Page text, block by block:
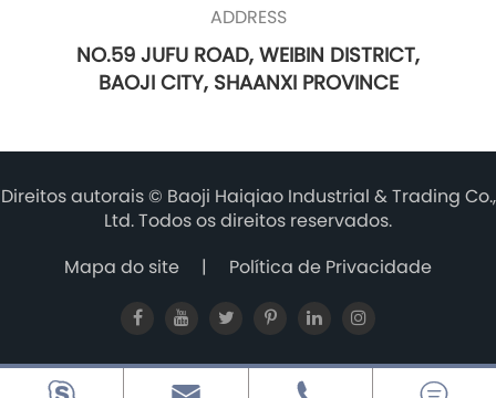
ADDRESS
NO.59 JUFU ROAD, WEIBIN DISTRICT,
BAOJI CITY, SHAANXI PROVINCE
Direitos autorais © Baoji Haiqiao Industrial & Trading Co.,
Ltd.Todos os direitos reservados.
Mapa do site | Política de Privacidade